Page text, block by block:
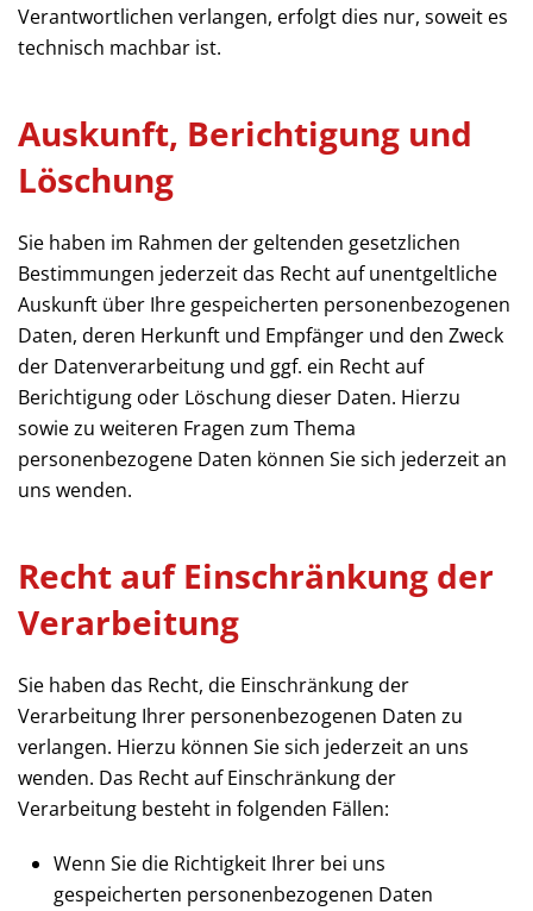
Verantwortlichen verlangen, erfolgt dies nur, soweit es
technisch machbar ist.
Auskunft, Berichtigung und
Löschung
Sie haben im Rahmen der geltenden gesetzlichen
Bestimmungen jederzeit das Recht auf unentgeltliche
Auskunft über Ihre gespeicherten personenbezogenen
Daten, deren Herkunft und Empfänger und den Zweck
der Datenverarbeitung und ggf. ein Recht auf
Berichtigung oder Löschung dieser Daten. Hierzu
sowie zu weiteren Fragen zum Thema
personenbezogene Daten können Sie sich jederzeit an
uns wenden.
Recht auf Einschränkung der
Verarbeitung
Sie haben das Recht, die Einschränkung der
Verarbeitung Ihrer personenbezogenen Daten zu
verlangen. Hierzu können Sie sich jederzeit an uns
wenden. Das Recht auf Einschränkung der
Verarbeitung besteht in folgenden Fällen:
Wenn Sie die Richtigkeit Ihrer bei uns
gespeicherten personenbezogenen Daten